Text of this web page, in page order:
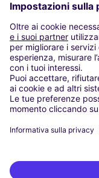
LE NOSTRE CITTÀ
Paris
Madrid
Washington DC
Milano
Roma
Torino
Vienna
Berlino
Düsseldorf